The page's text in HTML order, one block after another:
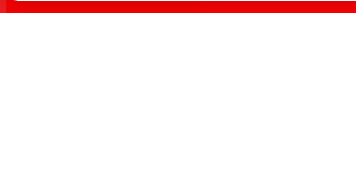
Career
Privacy